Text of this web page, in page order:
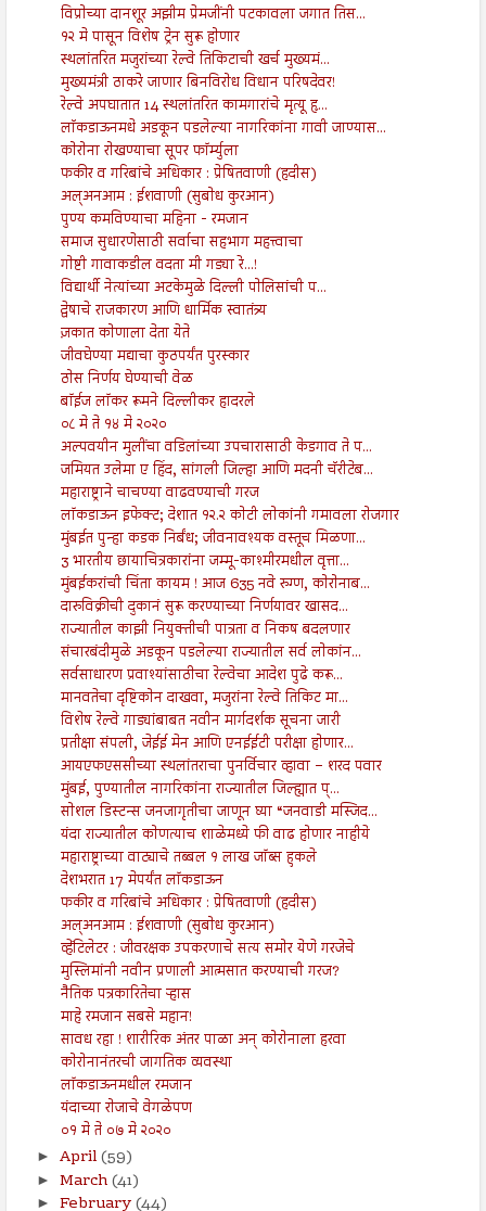
विप्रोच्या दानशूर अझीम प्रेमजींनी पटकावला जगात तिस...
१२ मे पासून विशेष ट्रेन सुरू होणार
स्थलांतरित मजुरांच्या रेल्वे तिकिटाची खर्च मुख्यमं...
मुख्यमंत्री ठाकरे जाणार बिनविरोध विधान परिषदेवर!
रेल्वे अपघातात 14 स्थलांतरित कामगारांचे मृत्यू हृ...
लाॅकडाऊनमधे अडकून पडलेल्या नागरिकांना गावी जाण्यास...
कोरोना रोखण्याचा सूपर फॉर्म्युला
फकीर व गरिबांचे अधिकार : प्रेषितवाणी (हदीस)
अल्अनआम : ईशवाणी (सुबोध कुरआन)
पुण्य कमविण्याचा महिना - रमजान
समाज सुधारणेसाठी सर्वाचा सहभाग महत्त्वाचा
गोष्टी गावाकडील वदता मी गड्या रे...!
विद्यार्थी नेत्यांच्या अटकेमुळे दिल्ली पोलिसांची प...
द्वेषाचे राजकारण आणि धार्मिक स्वातंत्र्य
ज़कात कोणाला देता येते
जीवघेण्या मद्याचा कुठपर्यंत पुरस्कार
ठोस निर्णय घेण्याची वेळ
बॉईज लॉकर रूमने दिल्लीकर हादरले
०८ मे ते १४ मे २०२०
अल्पवयीन मुलींचा वडिलांच्या उपचारासाठी केडगाव ते प...
जमियत उलेमा ए हिंद, सांगली जिल्हा आणि मदनी चॅरीटेब...
महाराष्ट्राने चाचण्या वाढवण्याची गरज
लॉकडाऊन इफेक्ट; देशात १२.२ कोटी लोकांनी गमावला रोजगार
मुंबईत पुन्हा कडक निर्बंध; जीवनावश्यक वस्तूच मिळणा...
3 भारतीय छायाचित्रकारांना जम्मू-काश्मीरमधील वृत्ता...
मुंबईकरांची चिंता कायम ! आज 635 नवे रुग्ण, कोरोनाब...
दारुविक्रीची दुकानं सुरू करण्याच्या निर्णयावर खासद...
राज्यातील काझी नियुक्तीची पात्रता व निकष बदलणार
संचारबंदीमुळे अडकून पडलेल्या राज्यातील सर्व लोकांन...
सर्वसाधारण प्रवाश्यांसाठीचा रेल्वेचा आदेश पुढे करू...
मानवतेचा दृष्टिकोन दाखवा, मजुरांना रेल्वे तिकिट मा...
विशेष रेल्वे गाड्यांबाबत नवीन मार्गदर्शक सूचना जारी
प्रतीक्षा संपली, जेईई मेन आणि एनईईटी परीक्षा होणार...
आयएफएससीच्या स्थलांतराचा पुनर्विचार व्हावा – शरद पवार
मुंबई, पुण्यातील नागरिकांना राज्यातील जिल्ह्यात प्...
सोशल डिस्टन्स जनजागृतीचा जाणून घ्या “जनवाडी मस्जिद...
यंदा राज्यातील कोणत्याच शाळेमध्ये फी वाढ होणार नाहीये
महाराष्ट्राच्या वाट्याचे तब्बल १ लाख जॉब्स हुकले
देशभरात 17 मेपर्यंत लॉकडाऊन
फकीर व गरिबांचे अधिकार : प्रेषितवाणी (हदीस)
अल्अनआम : ईशवाणी (सुबोध कुरआन)
व्हेंटिलेटर : जीवरक्षक उपकरणाचे सत्य समोर येणे गरजेचे
मुस्लिमांनी नवीन प्रणाली आत्मसात करण्याची गरज?
नैतिक पत्रकारितेचा ऱ्हास
माहे रमजान सबसे महान!
सावध रहा ! शारीरिक अंतर पाळा अन् कोरोनाला हरवा
कोरोनानंतरची जागतिक व्यवस्था
लॉकडाऊनमधील रमजान
यंदाच्या रोजाचे वेगळेपण
०१ मे ते ०७ मे २०२०
► April(59)
► March(41)
► February(44)